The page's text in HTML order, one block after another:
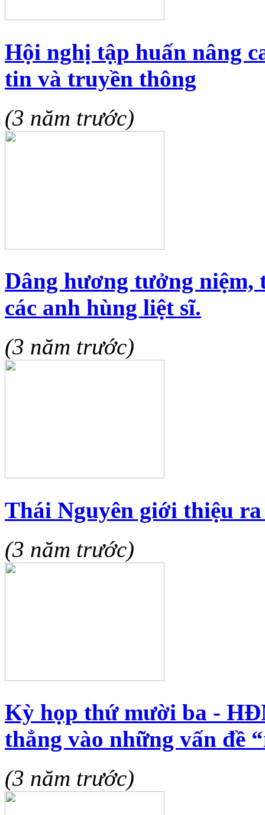
Hội nghị tập huấn nâng
tin và truyền thông
(3 năm trước)
Dâng hương tưởng
các anh hùng liệt sĩ.
(3 năm trước)
Thái Nguyên giới thiệu
(3 năm trước)
Kỳ họp thứ mười ba -
thẳng vào những vấn đề
(3 năm trước)